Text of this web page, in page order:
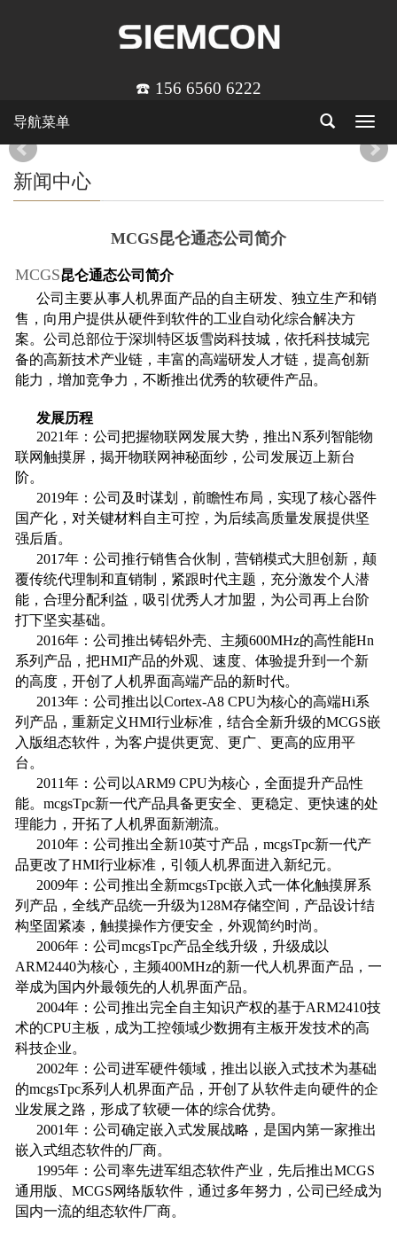
☎️ 156 6560 6222
Toggle
导航菜单
新闻中心
MCGS昆仑通态公司简介
MCGS昆仑通态公司简介
公司主要从事人机界面产品的自主研发、独立生产和销
售，向用户提供从硬件到软件的工业自动化综合解决方
案。公司总部位于深圳特区坂雪岗科技城，依托科技城完
备的高新技术产业链，丰富的高端研发人才链，提高创新
能力，增加竞争力，不断推出优秀的软硬件产品。
发展历程
2021年：公司把握物联网发展大势，推出N系列智能物
联网触摸屏，揭开物联网神秘面纱，公司发展迈上新台
阶。
2019年：公司及时谋划，前瞻性布局，实现了核心器件
国产化，对关键材料自主可控，为后续高质量发展提供坚
强后盾。
2017年：公司推行销售合伙制，营销模式大胆创新，颠
覆传统代理制和直销制，紧跟时代主题，充分激发个人潜
能，合理分配利益，吸引优秀人才加盟，为公司再上台阶
打下坚实基础。
2016年：公司推出铸铝外壳、主频600MHz的高性能Hn
系列产品，把HMI产品的外观、速度、体验提升到一个新
的高度，开创了人机界面高端产品的新时代。
2013年：公司推出以Cortex-A8 CPU为核心的高端Hi系
列产品，重新定义HMI行业标准，结合全新升级的MCGS嵌
入版组态软件，为客户提供更宽、更广、更高的应用平
台。
2011年：公司以ARM9 CPU为核心，全面提升产品性
能。mcgsTpc新一代产品具备更安全、更稳定、更快速的处
理能力，开拓了人机界面新潮流。
2010年：公司推出全新10英寸产品，mcgsTpc新一代产
品更改了HMI行业标准，引领人机界面进入新纪元。
2009年：公司推出全新mcgsTpc嵌入式一体化触摸屏系
列产品，全线产品统一升级为128M存储空间，产品设计结
构坚固紧凑，触摸操作方便安全，外观简约时尚。
2006年：公司mcgsTpc产品全线升级，升级成以
ARM2440为核心，主频400MHz的新一代人机界面产品，一
举成为国内外最领先的人机界面产品。
2004年：公司推出完全自主知识产权的基于ARM2410技
术的CPU主板，成为工控领域少数拥有主板开发技术的高
科技企业。
2002年：公司进军硬件领域，推出以嵌入式技术为基础
的mcgsTpc系列人机界面产品，开创了从软件走向硬件的企
业发展之路，形成了软硬一体的综合优势。
2001年：公司确定嵌入式发展战略，是国内第一家推出
嵌入式组态软件的厂商。
1995年：公司率先进军组态软件产业，先后推出MCGS
通用版、MCGS网络版软件，通过多年努力，公司已经成为
国内一流的组态软件厂商。